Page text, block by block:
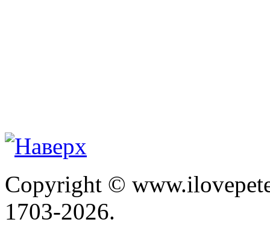
Copyright ©
1703-2026.